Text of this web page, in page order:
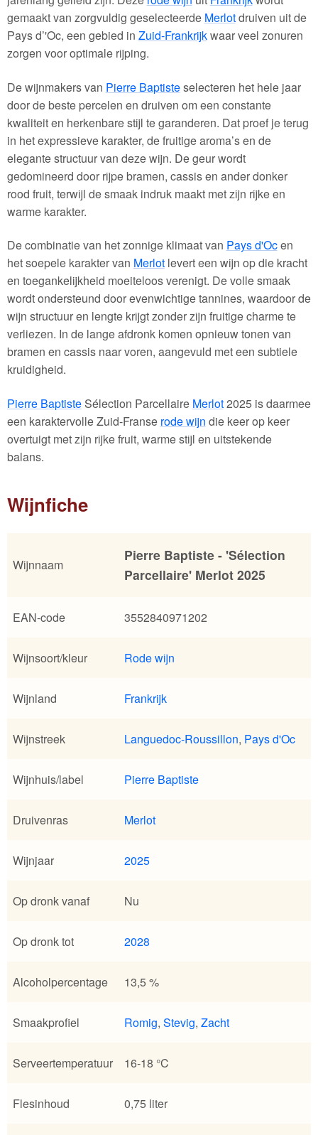
gemaakt van zorgvuldig geselecteerde Merlotdruiven uit de
Pays d’'Oc, een gebied in Zuid-Frankrijkwaar veel zonuren
zorgen voor optimale rijping.
De wijnmakers van Pierre Baptisteselecteren het hele jaar
door de beste percelen en druiven om een constante
kwaliteit en herkenbare stijl te garanderen. Dat proef je terug
in het expressieve karakter, de fruitige aroma’s en de
elegante structuur van deze wijn. De geur wordt
gedomineerd door rijpe bramen, cassis en ander donker
rood fruit, terwijl de smaak indruk maakt met zijn rijke en
warme karakter.
De combinatie van het zonnige klimaat van Pays d'Ocen
het soepele karakter van Merlotlevert een wijn op die kracht
en toegankelijkheid moeiteloos verenigt. De volle smaak
wordt ondersteund door evenwichtige tannines, waardoor de
wijn structuur en lengte krijgt zonder zijn fruitige charme te
verliezen. In de lange afdronk komen opnieuw tonen van
bramen en cassis naar voren, aangevuld met een subtiele
kruidigheid.
Pierre BaptisteSélection Parcellaire Merlot2025 is daarmee
een karaktervolle Zuid-Franse rode wijn die keer op keer
overtuigt met zijn rijke fruit, warme stijl en uitstekende
balans.
Wijnfiche
Wijnnaam
Pierre Baptiste - 'Sélection
Parcellaire' Merlot 2025
EAN-code 3552840971202
Wijnsoort/kleur Rode wijn
Wijnland Frankrijk
Wijnstreek Languedoc-Roussillon, Pays d'Oc
Wijnhuis/label Pierre Baptiste
Druivenras Merlot
Wijnjaar 2025
Op dronk vanaf Nu
Op dronk tot 2028
Alcoholpercentage 13,5 %
Smaakprofiel Romig, Stevig, Zacht
Serveertemperatuur 16-18 °C
Flesinhoud 0,75 liter